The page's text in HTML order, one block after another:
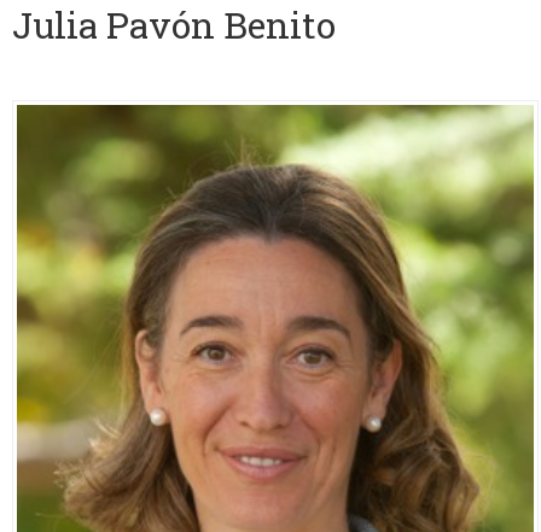
Julia Pavón Benito